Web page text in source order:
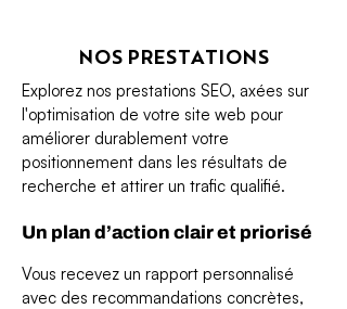
NOS PRESTATIONS
Explorez nos prestations SEO, axées sur
l'optimisation de votre site web pour
améliorer durablement votre
positionnement dans les résultats de
recherche et attirer un trafic qualifié.
Un plan d’action clair et priorisé
Vous recevez un rapport personnalisé
avec des recommandations concrètes,